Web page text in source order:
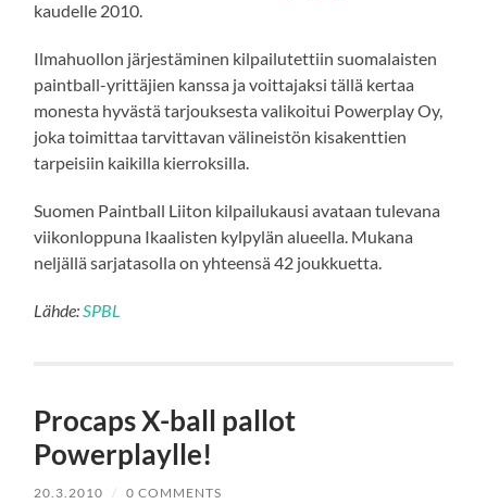
kaudelle 2010.
Ilmahuollon järjestäminen kilpailutettiin suomalaisten
paintball-yrittäjien kanssa ja voittajaksi tällä kertaa
monesta hyvästä tarjouksesta valikoitui Powerplay Oy,
joka toimittaa tarvittavan välineistön kisakenttien
tarpeisiin kaikilla kierroksilla.
Suomen Paintball Liiton kilpailukausi avataan tulevana
viikonloppuna Ikaalisten kylpylän alueella. Mukana
neljällä sarjatasolla on yhteensä 42 joukkuetta.
Lähde:SPBL
Procaps X-ball pallot
Powerplaylle!
20.3.2010 / 0 COMMENTS